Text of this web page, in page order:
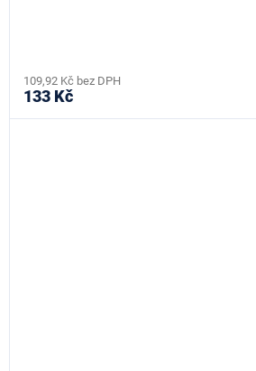
109,92 Kč bez DPH
133 Kč